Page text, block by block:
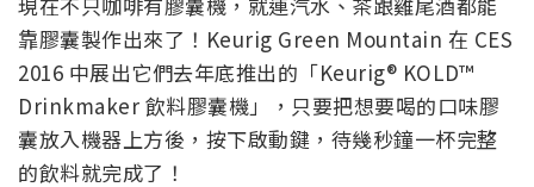
靠膠囊製作出來了！Keurig Green Mountain 在 CES
2016 中展出它們去年底推出的「Keurig® KOLD™
Drinkmaker 飲料膠囊機」，只要把想要喝的口味膠
囊放入機器上方後，按下啟動鍵，待幾秒鐘一杯完整
的飲料就完成了！